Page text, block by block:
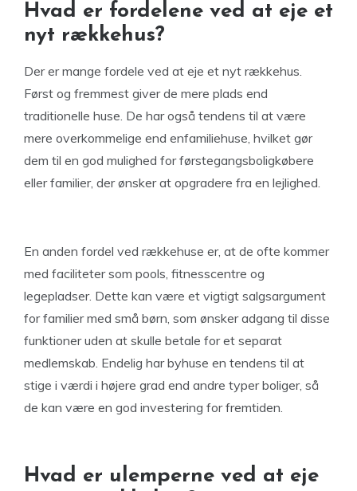
Hvad er fordelene ved at eje et
nyt rækkehus?
Der er mange fordele ved at eje et nyt rækkehus.
Først og fremmest giver de mere plads end
traditionelle huse. De har også tendens til at være
mere overkommelige end enfamiliehuse, hvilket gør
dem til en god mulighed for førstegangsboligkøbere
eller familier, der ønsker at opgradere fra en lejlighed.
En anden fordel ved rækkehuse er, at de ofte kommer
med faciliteter som pools, fitnesscentre og
legepladser. Dette kan være et vigtigt salgsargument
for familier med små børn, som ønsker adgang til disse
funktioner uden at skulle betale for et separat
medlemskab. Endelig har byhuse en tendens til at
stige i værdi i højere grad end andre typer boliger, så
de kan være en god investering for fremtiden.
Hvad er ulemperne ved at eje